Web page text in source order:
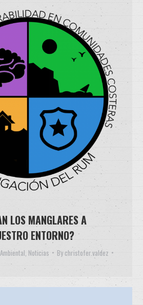
LOS MANGLARES A
ENTORNO?
, Noticias By christofer.valdez